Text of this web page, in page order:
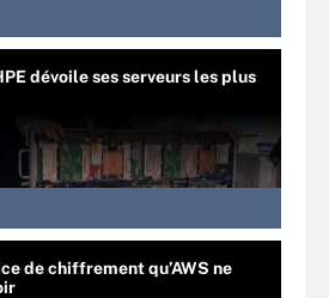
dévoile ses serveurs les plus
de chiffrement qu’AWS ne